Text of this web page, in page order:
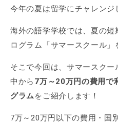
今年の夏は留学にチャレンジ
海外の語学学校では、夏の
ログラム「サマースクール」
そこで今回は、サマースク
中から 7万～20万円の費用で
グラム をご紹介します！
7万～20万円以下の費用・国